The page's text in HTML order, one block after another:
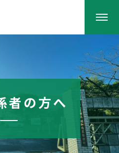
者の方へ